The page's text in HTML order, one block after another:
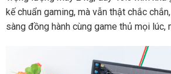
kế chuẩn gaming, mà vẫn thật chắc
sàng đồng hành cùng game thủ mọi lúc,